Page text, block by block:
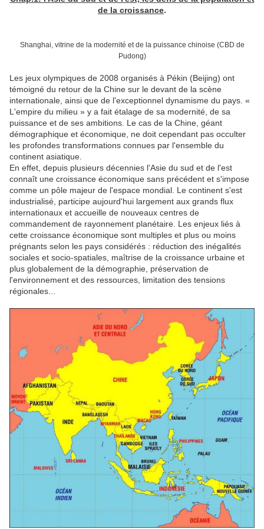
de la croissance.
Shanghai, vitrine de la modernité et de la puissance chinoise (CBD de
Pudong)
Les jeux olympiques de 2008 organisés à Pékin (Beijing) ont
témoigné du retour de la Chine sur le devant de la scène
internationale, ainsi que de l'exceptionnel dynamisme du pays. «
L'empire du milieu » y a fait étalage de sa modernité, de sa
puissance et de ses ambitions. Le cas de la Chine, géant
démographique et économique, ne doit cependant pas occulter
les profondes transformations connues par l'ensemble du
continent asiatique.
En effet, depuis plusieurs décennies l'Asie du sud et de l'est
connaît une croissance économique sans précédent et s'impose
comme un pôle majeur de l'espace mondial. Le continent s'est
industrialisé, participe aujourd'hui largement aux grands flux
internationaux et accueille de nouveaux centres de
commandement de rayonnement planétaire. Les enjeux liés à
cette croissance économique sont multiples et plus ou moins
prégnants selon les pays considérés : réduction des inégalités
sociales et socio-spatiales, maîtrise de la croissance urbaine et
plus globalement de la démographie, préservation de
l'environnement et des ressources, limitation des tensions
régionales...